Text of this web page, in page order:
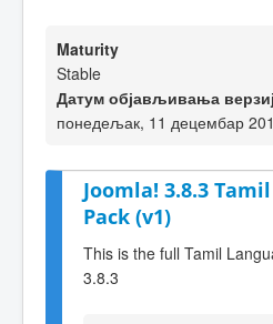
Maturity
Stable
Датум објављивања
понедељак, 11 децембар
Joomla! 3.8.3
Pack (v1)
This is the full Tamil
3.8.3